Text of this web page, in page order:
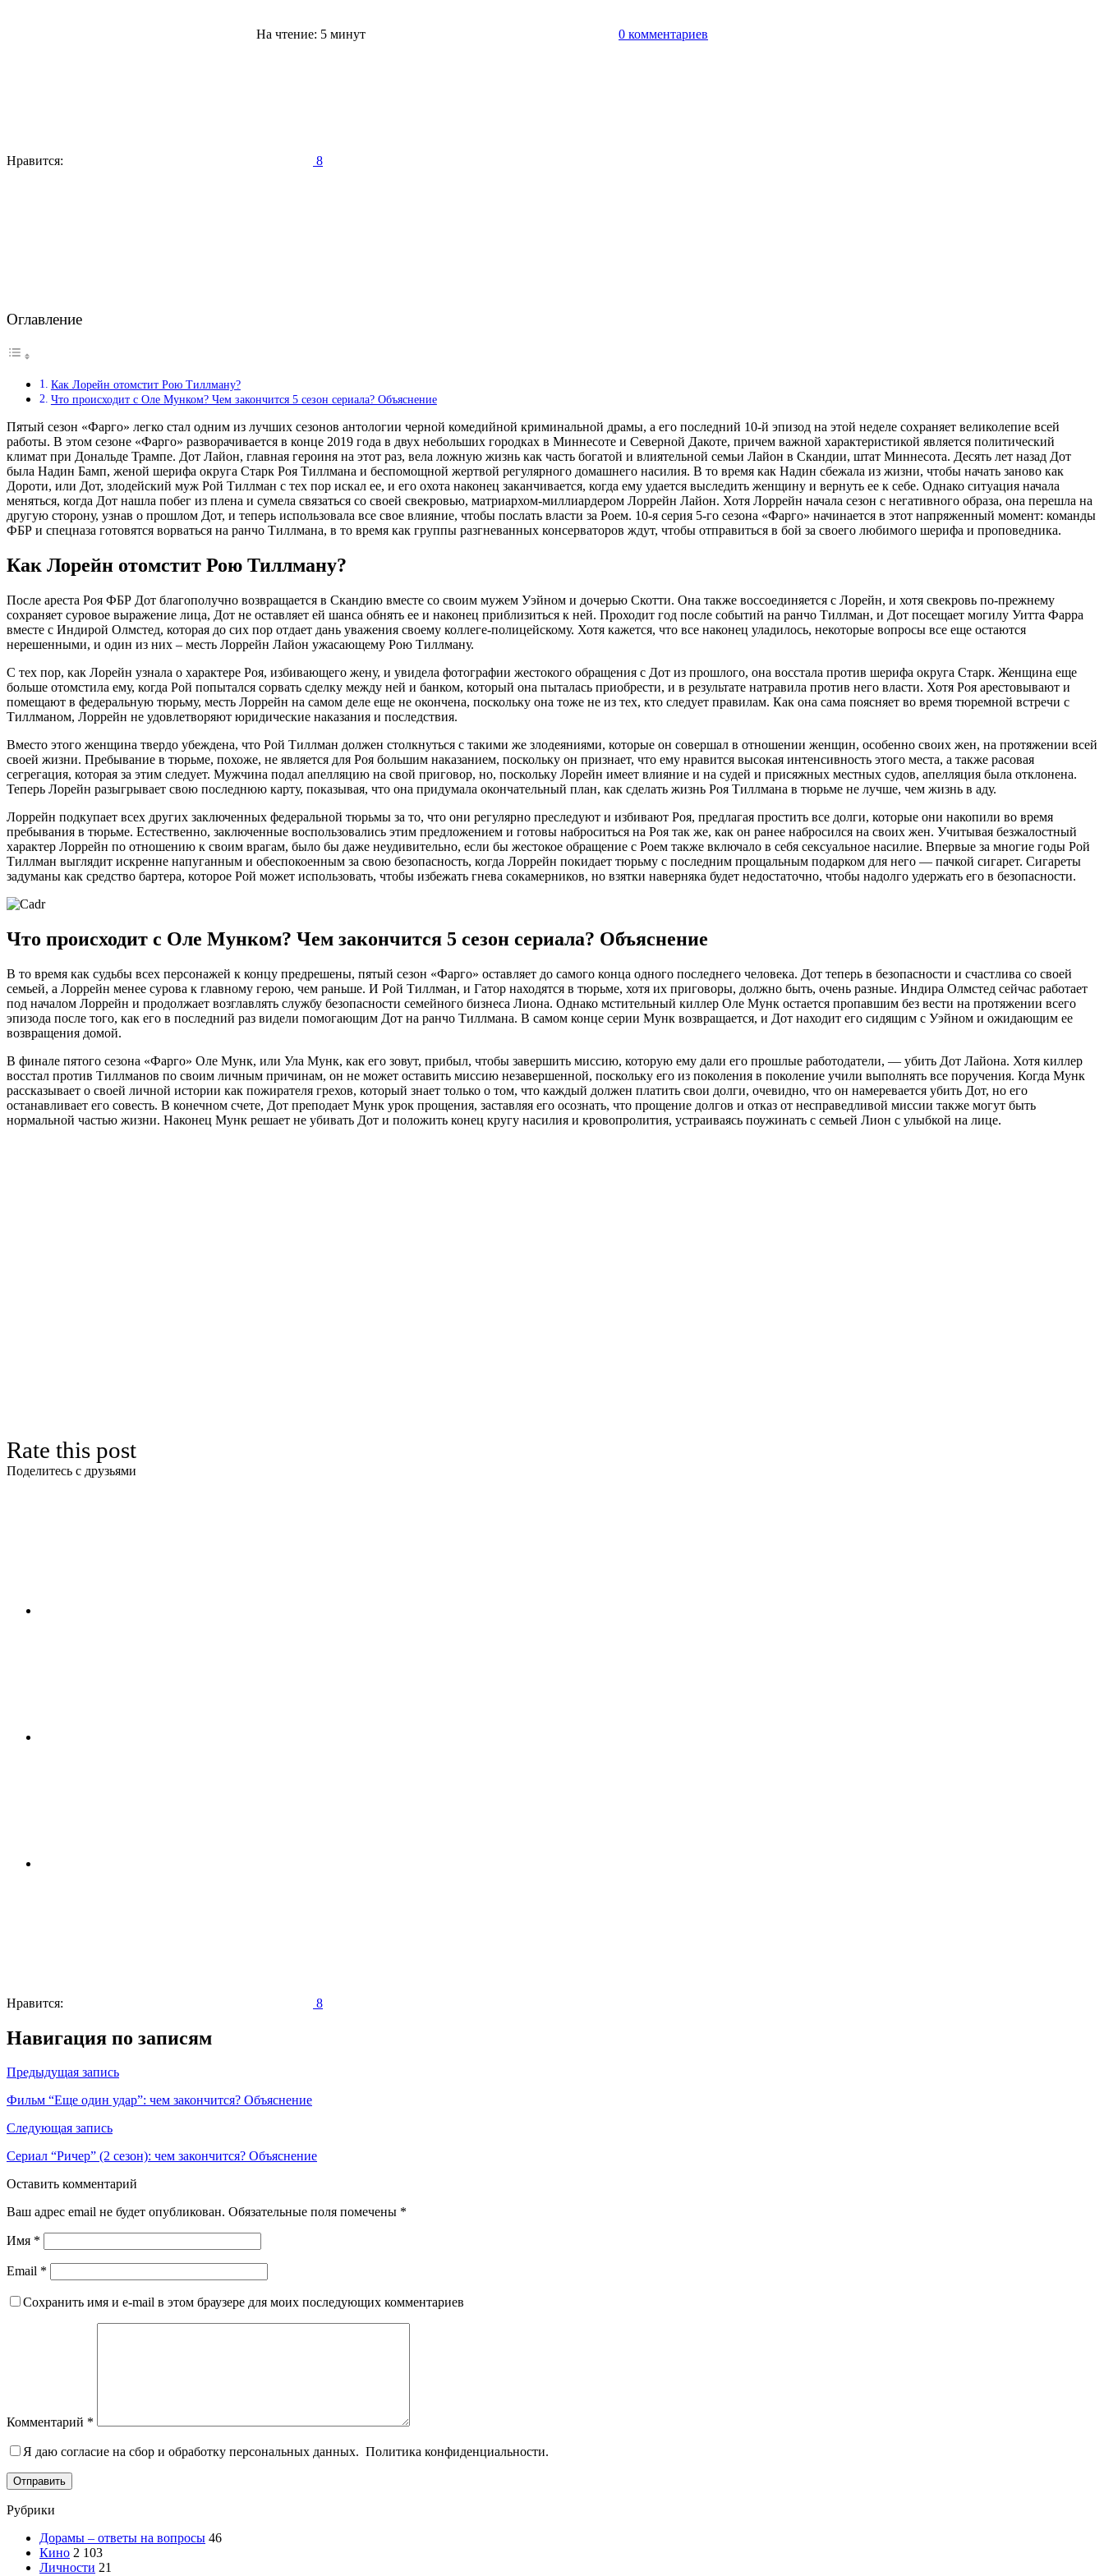
На чтение: 5 минут 0 комментариев
Нравится: 8
Оглавление
Как Лорейн отомстит Рою Тиллману?
Что происходит с Оле Мунком? Чем закончится 5 сезон сериала? Объяснение
Пятый сезон «Фарго» легко стал одним из лучших сезонов антологии черной комедийной криминальной драмы, а его последний 10-й эпизод на этой неделе сохраняет великолепие всей
работы. В этом сезоне «Фарго» разворачивается в конце 2019 года в двух небольших городках в Миннесоте и Северной Дакоте, причем важной характеристикой является политический
климат при Дональде Трампе. Дот Лайон, главная героиня на этот раз, вела ложную жизнь как часть богатой и влиятельной семьи Лайон в Скандии, штат Миннесота. Десять лет назад Дот
была Надин Бамп, женой шерифа округа Старк Роя Тиллмана и беспомощной жертвой регулярного домашнего насилия. В то время как Надин сбежала из жизни, чтобы начать заново как
Дороти, или Дот, злодейский муж Рой Тиллман с тех пор искал ее, и его охота наконец заканчивается, когда ему удается выследить женщину и вернуть ее к себе. Однако ситуация начала
меняться, когда Дот нашла побег из плена и сумела связаться со своей свекровью, матриархом-миллиардером Лоррейн Лайон. Хотя Лоррейн начала сезон с негативного образа, она перешла на
другую сторону, узнав о прошлом Дот, и теперь использовала все свое влияние, чтобы послать власти за Роем. 10-я серия 5-го сезона «Фарго» начинается в этот напряженный момент: команды
ФБР и спецназа готовятся ворваться на ранчо Тиллмана, в то время как группы разгневанных консерваторов ждут, чтобы отправиться в бой за своего любимого шерифа и проповедника.
Как Лорейн отомстит Рою Тиллману?
После ареста Роя ФБР Дот благополучно возвращается в Скандию вместе со своим мужем Уэйном и дочерью Скотти. Она также воссоединяется с Лорейн, и хотя свекровь по-прежнему
сохраняет суровое выражение лица, Дот не оставляет ей шанса обнять ее и наконец приблизиться к ней. Проходит год после событий на ранчо Тиллман, и Дот посещает могилу Уитта Фарра
вместе с Индирой Олмстед, которая до сих пор отдает дань уважения своему коллеге-полицейскому. Хотя кажется, что все наконец уладилось, некоторые вопросы все еще остаются
нерешенными, и один из них – месть Лоррейн Лайон ужасающему Рою Тиллману.
С тех пор, как Лорейн узнала о характере Роя, избивающего жену, и увидела фотографии жестокого обращения с Дот из прошлого, она восстала против шерифа округа Старк. Женщина еще
больше отомстила ему, когда Рой попытался сорвать сделку между ней и банком, который она пыталась приобрести, и в результате натравила против него власти. Хотя Роя арестовывают и
помещают в федеральную тюрьму, месть Лоррейн на самом деле еще не окончена, поскольку она тоже не из тех, кто следует правилам. Как она сама поясняет во время тюремной встречи с
Тиллманом, Лоррейн не удовлетворяют юридические наказания и последствия.
Вместо этого женщина твердо убеждена, что Рой Тиллман должен столкнуться с такими же злодеяниями, которые он совершал в отношении женщин, особенно своих жен, на протяжении всей
своей жизни. Пребывание в тюрьме, похоже, не является для Роя большим наказанием, поскольку он признает, что ему нравится высокая интенсивность этого места, а также расовая
сегрегация, которая за этим следует. Мужчина подал апелляцию на свой приговор, но, поскольку Лорейн имеет влияние и на судей и присяжных местных судов, апелляция была отклонена.
Теперь Лорейн разыгрывает свою последнюю карту, показывая, что она придумала окончательный план, как сделать жизнь Роя Тиллмана в тюрьме не лучше, чем жизнь в аду.
Лоррейн подкупает всех других заключенных федеральной тюрьмы за то, что они регулярно преследуют и избивают Роя, предлагая простить все долги, которые они накопили во время
пребывания в тюрьме. Естественно, заключенные воспользовались этим предложением и готовы наброситься на Роя так же, как он ранее набросился на своих жен. Учитывая безжалостный
характер Лоррейн по отношению к своим врагам, было бы даже неудивительно, если бы жестокое обращение с Роем также включало в себя сексуальное насилие. Впервые за многие годы Рой
Тиллман выглядит искренне напуганным и обеспокоенным за свою безопасность, когда Лоррейн покидает тюрьму с последним прощальным подарком для него — пачкой сигарет. Сигареты
задуманы как средство бартера, которое Рой может использовать, чтобы избежать гнева сокамерников, но взятки наверняка будет недостаточно, чтобы надолго удержать его в безопасности.
Что происходит с Оле Мунком? Чем закончится 5 сезон сериала? Объяснение
В то время как судьбы всех персонажей к концу предрешены, пятый сезон «Фарго» оставляет до самого конца одного последнего человека. Дот теперь в безопасности и счастлива со своей
семьей, а Лоррейн менее сурова к главному герою, чем раньше. И Рой Тиллман, и Гатор находятся в тюрьме, хотя их приговоры, должно быть, очень разные. Индира Олмстед сейчас работает
под началом Лоррейн и продолжает возглавлять службу безопасности семейного бизнеса Лиона. Однако мстительный киллер Оле Мунк остается пропавшим без вести на протяжении всего
эпизода после того, как его в последний раз видели помогающим Дот на ранчо Тиллмана. В самом конце серии Мунк возвращается, и Дот находит его сидящим с Уэйном и ожидающим ее
возвращения домой.
В финале пятого сезона «Фарго» Оле Мунк, или Ула Мунк, как его зовут, прибыл, чтобы завершить миссию, которую ему дали его прошлые работодатели, — убить Дот Лайона. Хотя киллер
восстал против Тиллманов по своим личным причинам, он не может оставить миссию незавершенной, поскольку его из поколения в поколение учили выполнять все поручения. Когда Мунк
рассказывает о своей личной истории как пожирателя грехов, который знает только о том, что каждый должен платить свои долги, очевидно, что он намеревается убить Дот, но его
останавливает его совесть. В конечном счете, Дот преподает Мунк урок прощения, заставляя его осознать, что прощение долгов и отказ от несправедливой миссии также могут быть
нормальной частью жизни. Наконец Мунк решает не убивать Дот и положить конец кругу насилия и кровопролития, устраиваясь поужинать с семьей Лион с улыбкой на лице.
Rate this post
Поделитесь с друзьями
Нравится: 8
Навигация по записям
Предыдущая запись
Фильм “Еще один удар”: чем закончится? Объяснение
Следующая запись
Сериал “Ричер” (2 сезон): чем закончится? Объяснение
Оставить комментарий
Ваш адрес email не будет опубликован. Обязательные поля помечены *
Имя *
Email *
Сохранить имя и e-mail в этом браузере для моих последующих комментариев
Комментарий *
Я даю согласие на сбор и обработку персональных данных. Политика конфиденциальности.
Отправить
Рубрики
Дорамы – ответы на вопросы 46
Кино 2 103
Личности 21